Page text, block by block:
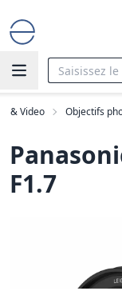
& Video Objectifs
F1.7